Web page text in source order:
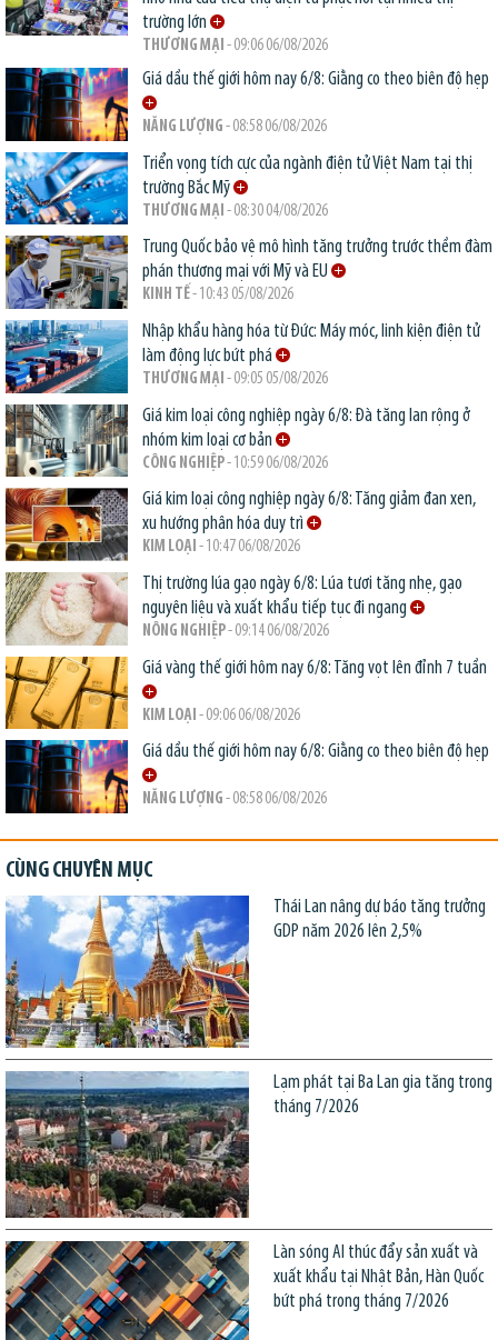
trường lớn
THƯƠNG MẠI - 09:06 06/08/2026
Giá dầu thế giới hôm nay 6/8: Giằng co theo biên độ hẹp
NĂNG LƯỢNG - 08:58 06/08/2026
Triển vọng tích cực của ngành điện tử Việt Nam tại thị
trường Bắc Mỹ
THƯƠNG MẠI - 08:30 04/08/2026
Trung Quốc bảo vệ mô hình tăng trưởng trước thềm đàm
phán thương mại với Mỹ và EU
KINH TẾ- 10:43 05/08/2026
Nhập khẩu hàng hóa từ Đức: Máy móc, linh kiện điện tử
làm động lực bứt phá
THƯƠNG MẠI - 09:05 05/08/2026
Giá kim loại công nghiệp ngày 6/8: Đà tăng lan rộng ở
nhóm kim loại cơ bản
CÔNG NGHIỆP- 10:59 06/08/2026
Giá kim loại công nghiệp ngày 6/8: Tăng giảm đan xen,
xu hướng phân hóa duy trì
KIM LOẠI - 10:47 06/08/2026
Thị trường lúa gạo ngày 6/8: Lúa tươi tăng nhẹ, gạo
nguyên liệu và xuất khẩu tiếp tục đi ngang
NÔNG NGHIỆP- 09:14 06/08/2026
Giá vàng thế giới hôm nay 6/8: Tăng vọt lên đỉnh 7 tuần
KIM LOẠI - 09:06 06/08/2026
Giá dầu thế giới hôm nay 6/8: Giằng co theo biên độ hẹp
NĂNG LƯỢNG - 08:58 06/08/2026
CÙNG CHUYÊN MỤC
Thái Lan nâng dự báo tăng trưởng
GDP năm 2026 lên 2,5%
Lạm phát tại Ba Lan gia tăng trong
tháng 7/2026
Làn sóng AI thúc đẩy sản xuất và
xuất khẩu tại Nhật Bản, Hàn Quốc
bứt phá trong tháng 7/2026